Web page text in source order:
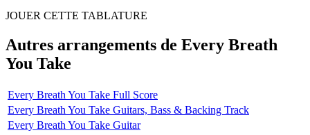
JOUER CETTE TABLATURE
Autres arrangements de Every Breath
You Take
Every Breath You Take Full Score
Every Breath You Take Guitars, Bass & Backing Track
Every Breath You Take Guitar